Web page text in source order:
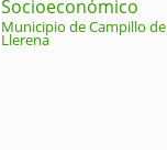
Socioeconómico
Municipio de Campillo de
Llerena